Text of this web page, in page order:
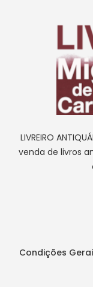
LIVREIRO
venda de livros
Condições